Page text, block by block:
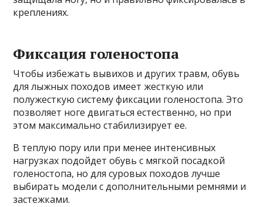
креплениях.
Фиксация голеностопа
Чтобы избежать вывихов и других травм, обувь
для лыжных походов имеет жесткую или
полужесткую систему фиксации голеностопа. Это
позволяет ноге двигаться естественно, но при
этом максимально стабилизирует ее.
В теплую пору или при менее интенсивных
нагрузках подойдет обувь с мягкой посадкой
голеностопа, но для суровых походов лучше
выбирать модели с дополнительными ремнями и
застежками.